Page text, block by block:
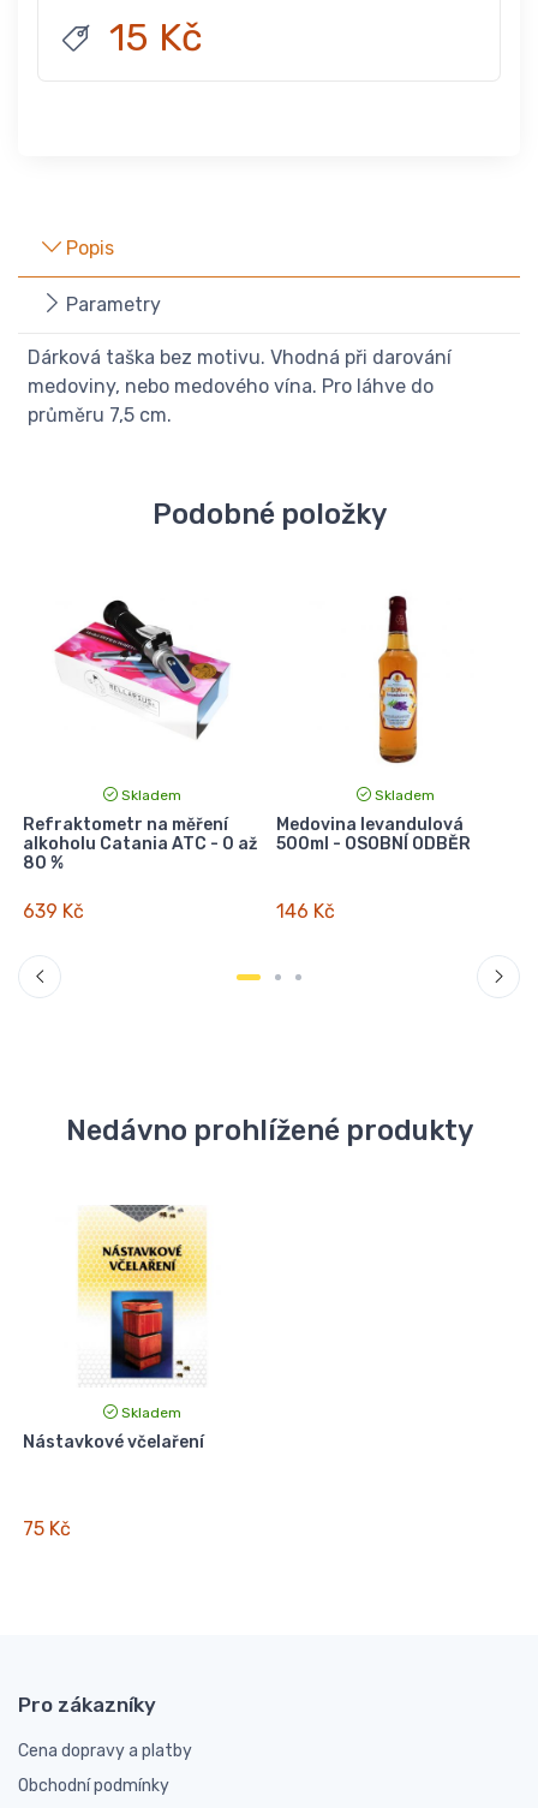
15 Kč
Popis
Parametry
Dárková taška bez motivu. Vhodná při darování
medoviny, nebo medového vína. Pro láhve do
průměru 7,5 cm.
Podobné položky
Skladem
Refraktometr na měření
alkoholu Catania ATC - 0 až
80 %
639 Kč
Skladem
Medovina levandulová
500ml - OSOBNÍ ODBĚR
146 Kč
Nedávno prohlížené produkty
Skladem
Nástavkové včelaření
75 Kč
Pro zákazníky
Cena dopravy a platby
Obchodní podmínky